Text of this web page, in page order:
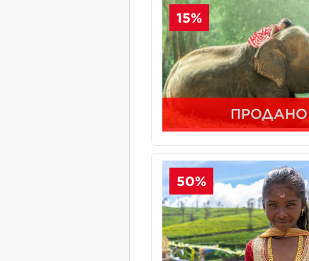
15%
ПРОДАНО
50%